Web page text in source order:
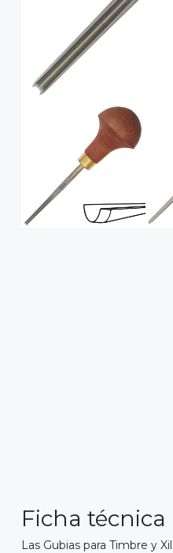
Ficha técnica
Las Gubias para Timbre y